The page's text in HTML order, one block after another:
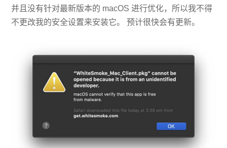
并且没有针对最新版本的 macOS 进行优化，所以我不得
不更改我的安全设置来安装它。 预计很快会有更新。